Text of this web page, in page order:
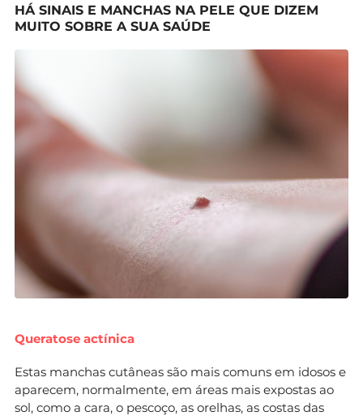
HÁ SINAIS E MANCHAS NA PELE QUE DIZEM
MUITO SOBRE A SUA SAÚDE
Queratose actínica
Estas manchas cutâneas são mais comuns em idosos e
aparecem, normalmente, em áreas mais expostas ao
sol, como a cara, o pescoço, as orelhas, as costas das